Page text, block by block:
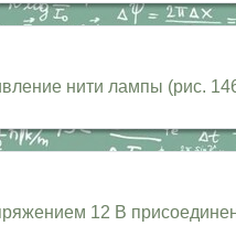
нити лампы (рис.
12 В